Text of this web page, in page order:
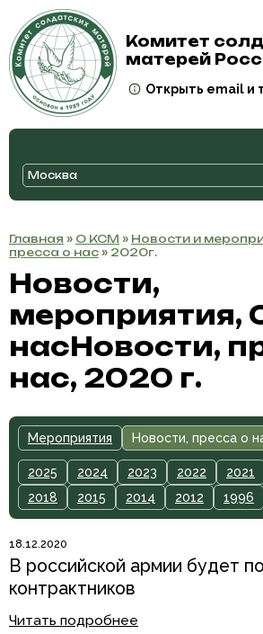
Комитет
матерей
Открыть email и
Москва
Главная » О КСМ » Новости и
пресса о нас » 2020г.
Новости,
мероприятия,
насНовости,
нас, 2020 г.
Мероприятия Новости, пресса о
2025 2024 2023 2022 2021
2018
2015 2014 2012 1996
18.12.2020
В российской армии будет
контрактников
Читать подробнее